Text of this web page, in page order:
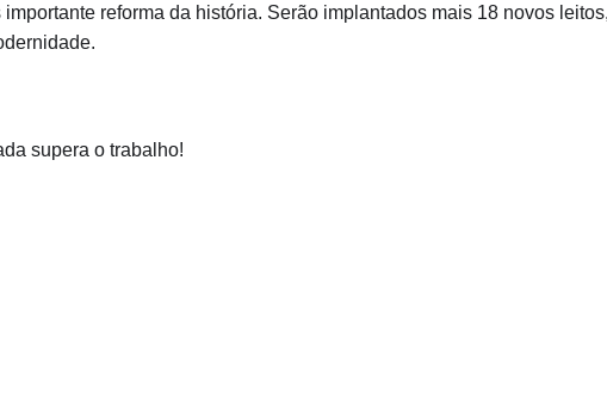
reforma da história. Serão implantados mais 18 novos
supera o trabalho!